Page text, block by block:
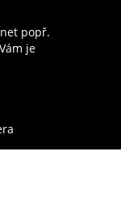
popř.
je